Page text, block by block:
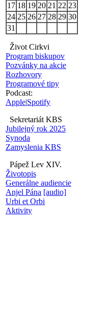
17 18 19 20 21 22 23
24 25 26 27 28 29 30
31
Život Cirkvi
Program biskupov
Pozvánky na akcie
Rozhovory
Programové tipy
Podcast:
Apple|Spotify
Sekretariát KBS
Jubilejný rok 2025
Synoda
Zamyslenia KBS
Pápež Lev XIV.
Životopis
Generálne audiencie
Anjel Pána [audio]
Urbi et Orbi
Aktivity